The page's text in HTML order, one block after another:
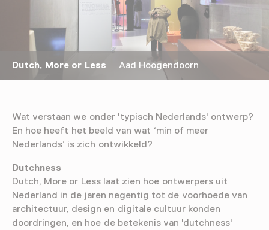
Dutch, More or Less Aad Hoogendoorn
Wat verstaan we onder 'typisch Nederlands' ontwerp?
En hoe heeft het beeld van wat ‘min of meer
Nederlands’ is zich ontwikkeld?
Dutchness
Dutch, More or Less laat zien hoe ontwerpers uit
Nederland in de jaren negentig tot de voorhoede van
architectuur, design en digitale cultuur konden
doordringen, en hoe de betekenis van 'dutchness'